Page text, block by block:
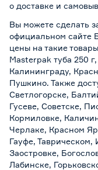
о доставке и
Вы можете сделать
официальном сайте
цены на такие
Masterpak туба 250
Калининграду,
Пушкино. Также
Светлогорске,
Гусеве, Советске,
Кормиловке,
Черлаке, Красном
Гауфе,
Заостровке,
Лабинске,